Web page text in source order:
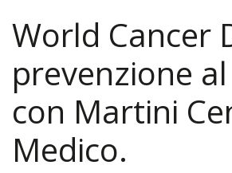
World Cancer
prevenzione
con Martini
Medico.